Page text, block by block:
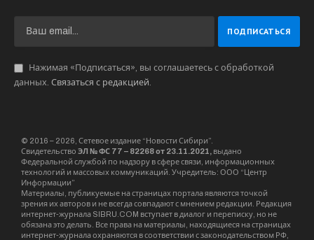
Нажимая «Подписаться», вы соглашаетесь с обработкой
данных. Связаться с редакцией
© 2016 – 2026, Сетевое издание “Новости Сибири”.
Свидетельство ЭЛ № ФС 77 – 82268 от 23.11.2021, выдано
Федеральной службой по надзору в сфере связи, информационных
технологий и массовых коммуникаций. Учредитель: ООО “Центр
Информации”
Материалы, публикуемые на страницах портала являются точкой
зрения их авторов и не всегда совпадают с мнением редакции. Редакция
интернет-журнала SIBRU.COM вступает в диалог и переписку, но не
обязана это делать. Все права на материалы, находящиеся на страницах
интернет-журнала охраняются в соответствии с законодательством РФ,